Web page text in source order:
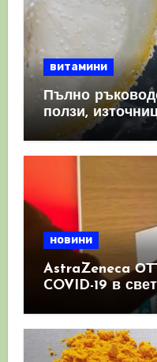
витамини
Пълно
ползи,
имунната
новини
AstraZeneca
COVID-19 в
като призна,
КРЪВНИ